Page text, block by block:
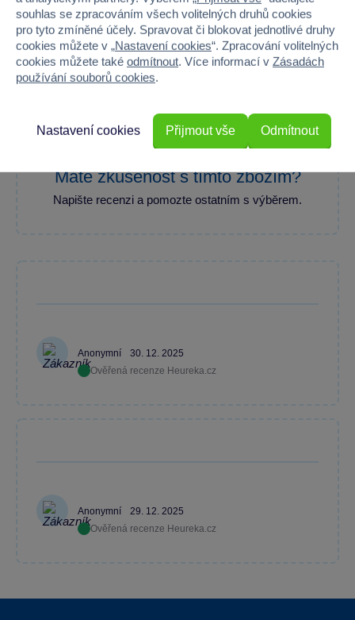
100 %
Průměr z 2 hodnocení
Máte zkušenost s tímto zbožím?
Napište recenzi a pomozte ostatním s výběrem.
Anonymní
30. 12. 2025
Ověřená recenze Heureka.cz
Anonymní
29. 12. 2025
Ověřená recenze Heureka.cz
souhlas se zpracováním všech volitelných druhů cookies
pro tyto zmíněné účely. Spravovat či blokovat jednotlivé druhy
cookies můžete v „Nastavení cookies“. Zpracování volitelných
cookies můžete také odmítnout. Více informací v Zásadách
používání souborů cookies.
Odmítnout
Nastavení cookies Přijmout vše